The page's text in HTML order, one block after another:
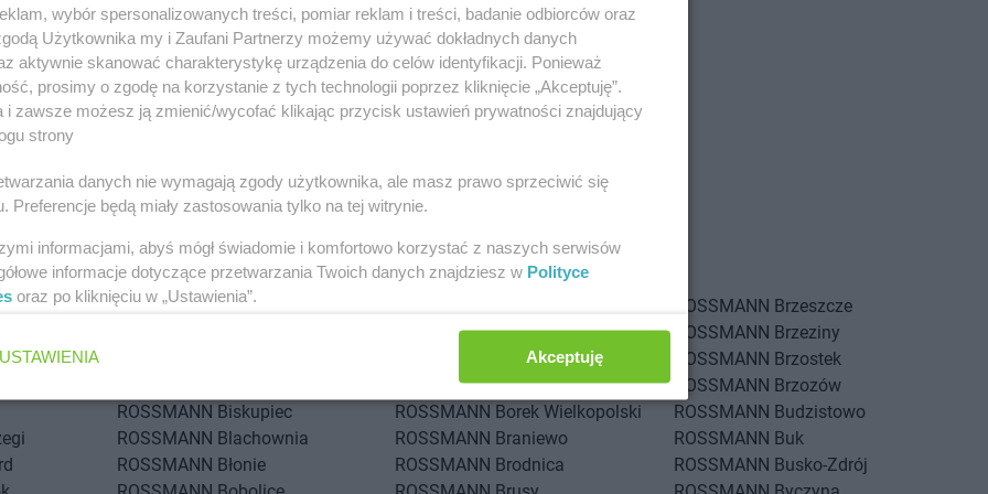
miastach
ROSSMANN
Atrium
ROSSMANN Bielsko-Biała
ROSSMANN Biskupiec
ROSSMANN Blachownia
ROSSMANN Błonie
ROSSMANN Bolesławiec
Bolków
ROSSMANN Bolszewo
ROSSMANN Borek Wielkopolski
ROSSMANN Braniewo
ROSSMANN Brodnica
ROSSMANN Brzeszcze
ROSSMANN Brzeziny
ROSSMANN Brzostek
ROSSMANN Brzozów
ROSSMANN Budzistowo
ROSSMANN Buk
ROSSMANN Busko-Zdrój
wybór spersonalizowanych treści, pomiar reklam i treści, badanie odbiorców oraz
Użytkownika my i Zaufani Partnerzy możemy używać dokładnych danych
aktywnie skanować charakterystykę urządzenia do celów identyfikacji. Ponieważ
prosimy o zgodę na korzystanie z tych technologii poprzez kliknięcie „Akceptuję”.
i zawsze możesz ją zmienić/wycofać klikając przycisk ustawień prywatności znajdujący
strony
danych nie wymagają zgody użytkownika, ale masz prawo sprzeciwić się
Preferencje będą miały zastosowania tylko na tej witrynie.
informacjami, abyś mógł świadomie i komfortowo korzystać z naszych serwisów
informacje dotyczące przetwarzania Twoich danych znajdziesz w Polityce
oraz po kliknięciu w „Ustawienia”.
USTAWIENIA Akceptuję